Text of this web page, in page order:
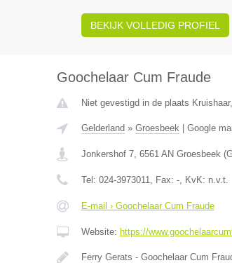
BEKIJK VOLLEDIG PROFIEL
Goochelaar Cum Fraude
Niet gevestigd in de plaats
Gelderland » Groesbeek| Google
Jonkershof 7, 6561 AN Groesbeek(
Tel: 024-3973011, Fax: -, KvK: n.v.t.
E-mail › Goochelaar Cum Fraude
Website: https://
Ferry Gerats - Goochelaar Cum